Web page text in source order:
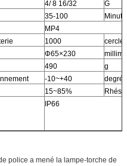
4/ 8 16/32
G
35-100
MP4
1000
cercle
Φ65×230
490
g
-10~+40
degré
15~85%
IP66
police a mené la lampe-torche de